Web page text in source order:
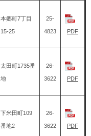
本郷町7丁目
15-25
25-
4823 PDF
太田町1735番
地
26-
3622 PDF
下米田町109
番地2
26-
3622 PDF